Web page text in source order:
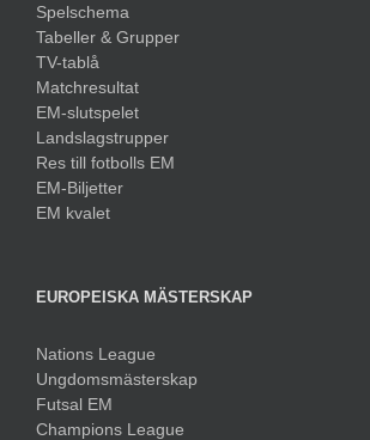
Spelschema
Tabeller & Grupper
TV-tablå
Matchresultat
EM-slutspelet
Landslagstrupper
Res till fotbolls EM
EM-Biljetter
EM kvalet
EUROPEISKA MÄSTERSKAP
Nations League
Ungdomsmästerskap
Futsal EM
Champions League